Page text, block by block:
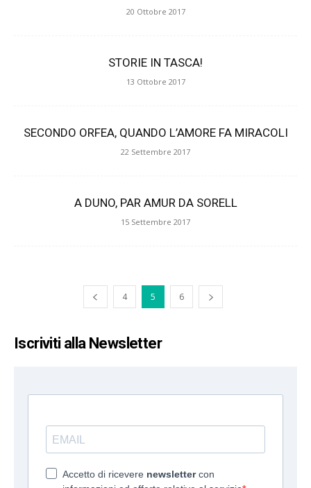
20 Ottobre 2017
STORIE IN TASCA!
13 Ottobre 2017
SECONDO ORFEA, QUANDO L’AMORE FA MIRACOLI
22 Settembre 2017
A DUNO, PAR AMUR DA SORELL
15 Settembre 2017
4 5 6
Iscriviti alla Newsletter